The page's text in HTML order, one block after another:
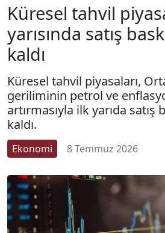
Küresel tahvil
yarısında satış
kaldı
Küresel tahvil piyasaları,
geriliminin petrol ve
artırmasıyla ilk yarıda satış
kaldı.
Ekonomi 8 Temmuz 2026